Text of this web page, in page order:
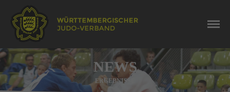
NEWS
ERGEBNISSE